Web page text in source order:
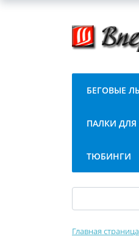
БЕГОВЫЕ
ПАЛКИ
ТЮБИНГИ
Главная страница